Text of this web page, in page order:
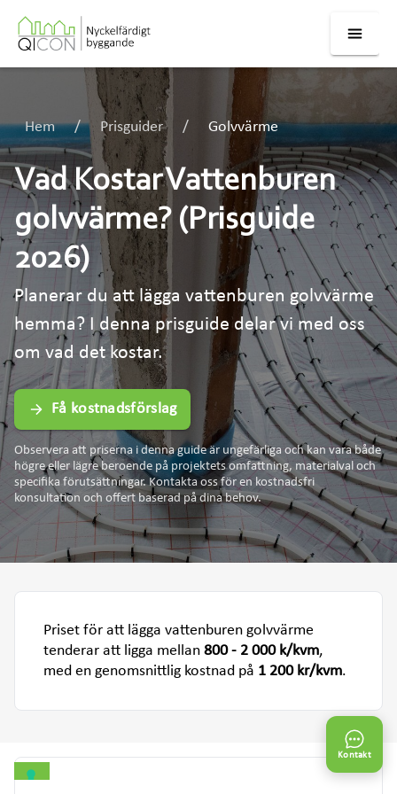
Hem Prisguider Golvvärme
Vad Kostar Vattenburen
golvvärme? (Prisguide
2026)
Planerar du att lägga vattenburen golvvärme
hemma? I denna prisguide delar vi med oss
om vad det kostar.
Få kostnadsförslag
Observera att priserna i denna guide är ungefärliga och kan vara både
högre eller lägre beroende på projektets omfattning, materialval och
specifika förutsättningar. Kontakta oss för en kostnadsfri
konsultation och offert baserad på dina behov.
Priset för att lägga vattenburen golvvärme
tenderar att ligga mellan 800 - 2 000 k/kvm,
med en genomsnittlig kostnad på 1 200 kr/kvm.
Kontakt